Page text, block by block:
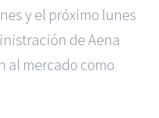
y el próximo lunes
de Aena
al mercado como